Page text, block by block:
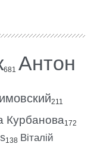
681 Антон
211
Курбанова172
138 Віталій